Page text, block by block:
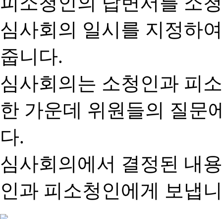
심사회의 일시를 지정하
줍니다.
심사회의는 소청인과 피
한 가운데 위원들의 질문
다.
심사회의에서 결정된 내
인과 피소청인에게 보냅